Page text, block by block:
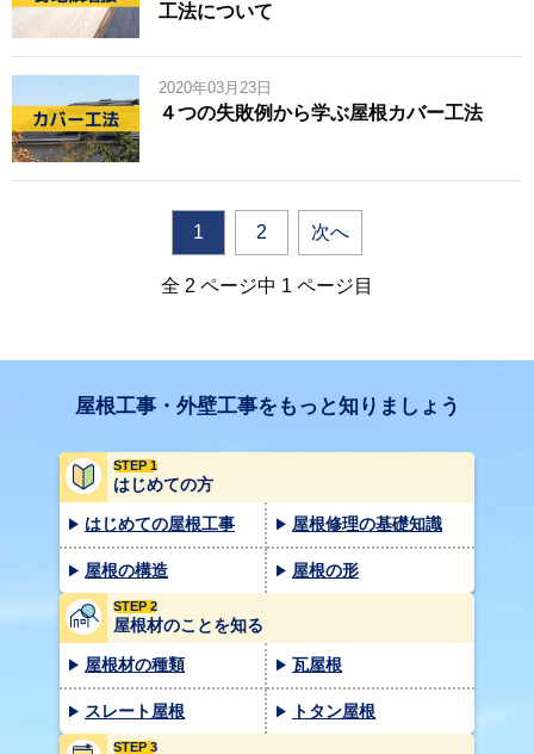
工法について
2020年03月23日
４つの失敗例から学ぶ屋根カバー工法
1 2 次へ
全 2 ページ中 1 ページ目
屋根工事・外壁工事をもっと知りましょう
STEP 1
はじめての方
はじめての屋根工事 屋根修理の基礎知識
屋根の構造 屋根の形
STEP 2
屋根材のことを知る
屋根材の種類 瓦屋根
スレート屋根 トタン屋根
STEP 3